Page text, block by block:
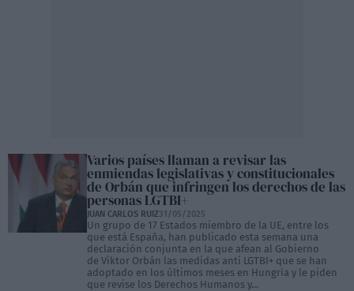
Varios países llaman a revisar las
enmiendas legislativas y constitucionales
de Orbán que infringen los derechos de las
personas LGTBI+
JUAN CARLOS RUIZ31/05/2025
Un grupo de 17 Estados miembro de la UE, entre los
que está España, han publicado esta semana una
declaración conjunta en la que afean al Gobierno
de Viktor Orbán las medidas anti LGTBI+ que se han
adoptado en los últimos meses en Hungría y le piden
que revise los Derechos Humanos y...